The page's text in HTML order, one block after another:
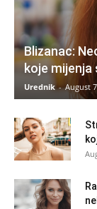
Blizanac:
koje
Urednik - August